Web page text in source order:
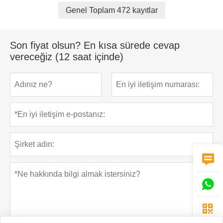
Genel Toplam 472 kayıtlar
Son fiyat olsun? En kısa sürede cevap
vereceğiz (12 saat içinde)


